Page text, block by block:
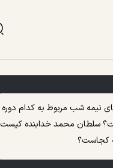
نیمه شب مربوط به کدام دوره
سلطان محمد خدابنده کیست
کجاست؟